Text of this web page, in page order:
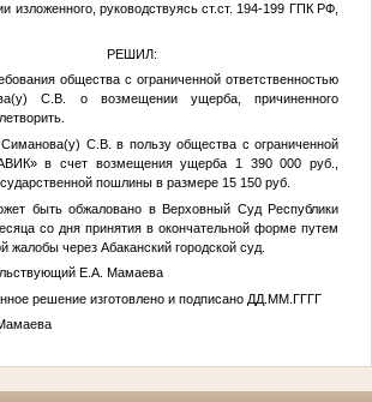
изложенного, руководствуясь ст.ст. 194-199 ГПК РФ,
РЕШИЛ:
общества с ограниченной ответственностью
С.В.
о возмещении ущерба, причиненного
Симанова(у) С.В. в пользу общества с ограниченной
в счет возмещения ущерба 1 390 000 руб.,
пошлины в размере 15 150 руб.
быть обжаловано в Верховный Суд Республики
со дня принятия в окончательной форме путем
жалобы через Абаканский городской суд.
Е.А. Мамаева
решение изготовлено и подписано ДД.ММ.ГГГГ